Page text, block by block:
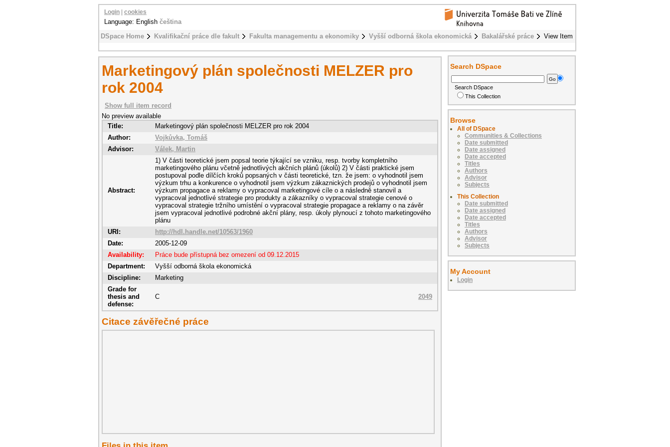
DSpace Home Kvalifikační práce dle fakult Fakulta managementu a ekonomiky Vyšší odborná škola ekonomická Bakalářské práce View Item
Login cookies
Language: English čeština
Marketingový plán společnosti MELZER pro
rok 2004
Show full item record
No preview available
Title:
Marketingový plán společnosti MELZER pro rok 2004
Author:
Vojkůvka, Tomáš
Advisor:
Válek, Martin
Abstract:
1) V části teoretické jsem popsal teorie týkající se vzniku, resp. tvorby kompletního
marketingového plánu včetně jednotlivých akčních plánů (úkolů) 2) V části praktické jsem
postupoval podle dílčích kroků popsaných v části teoretické, tzn. že jsem: o vyhodnotil jsem
výzkum trhu a konkurence o vyhodnotil jsem výzkum zákaznických prodejů o vyhodnotil jsem
výzkum propagace a reklamy o vypracoval marketingové cíle o a následně stanovil a
vypracoval jednotlivé strategie pro produkty a zákazníky o vypracoval strategie cenové o
vypracoval strategie tržního umístění o vypracoval strategie propagace a reklamy o na závěr
jsem vypracoval jednotlivé podrobné akční plány, resp. úkoly plynoucí z tohoto marketingového
plánu
URI:
http://hdl.handle.net/10563/1960
Date:
2005-12-09
Availability:
Práce bude přístupná bez omezení od 09.12.2015
Department:
Vyšší odborná škola ekonomická
Discipline:
Marketing
Grade for
thesis and
defense:
C 2049
Citace závěřečné práce
Search DSpace
Search DSpace
This Collection
Browse
All of DSpace
Communities & Collections
Date submitted
Date assigned
Date accepted
Titles
Authors
Advisor
Subjects
This Collection
Date submitted
Date assigned
Date accepted
Titles
Authors
Advisor
Subjects
My Account
Login